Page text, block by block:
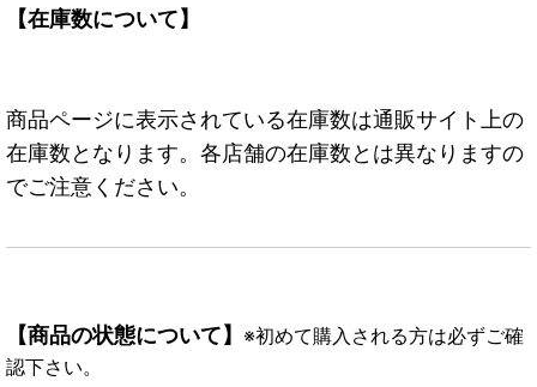
【在庫数について】
商品ページに表示されている在庫数は通販サイト上の
在庫数となります。各店舗の在庫数とは異なりますの
でご注意ください。
【商品の状態について】 ※初めて購入される方は必ずご確
認下さい。